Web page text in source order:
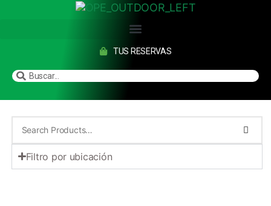
TUS RESERVAS
Filtro por ubicación